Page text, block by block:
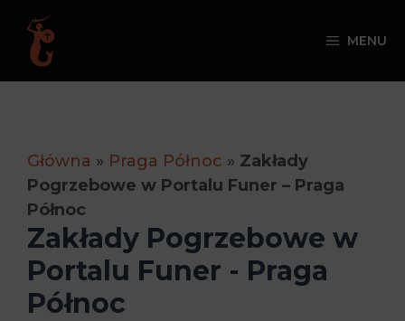
Przejdź
treści
MENU
Główna » Praga Północ » Zakłady
Pogrzebowe w Portalu Funer – Praga
Północ
Zakłady Pogrzebowe w
Portalu Funer - Praga
Północ